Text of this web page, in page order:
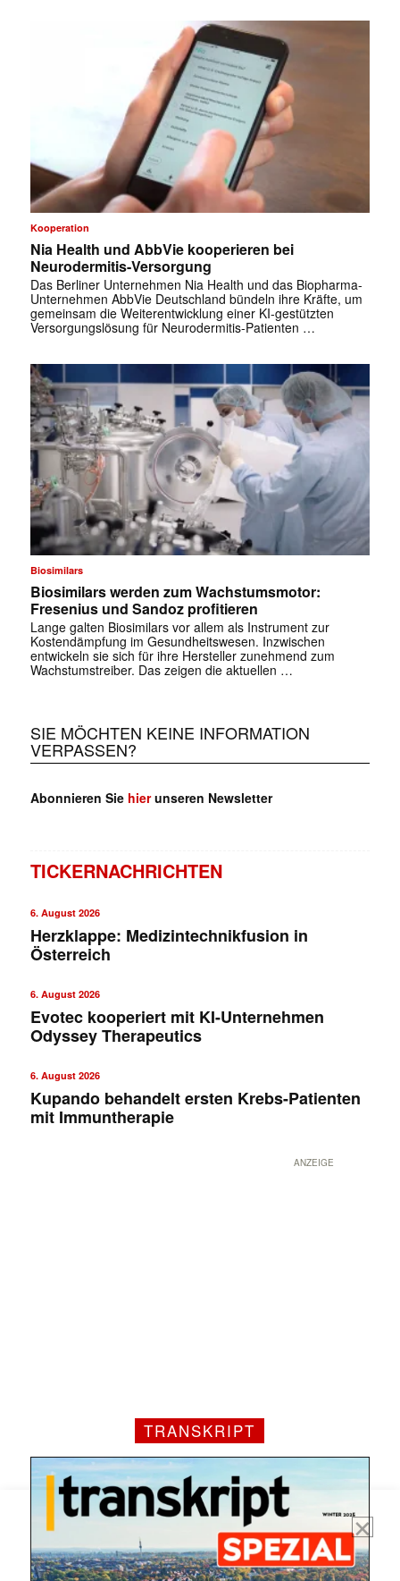
Mit dem |transkript-Newsletter
jede Woche aktuell informiert.
E-
(erforderlich)
Kooperation
Nia Health und AbbVie kooperieren bei
Neurodermitis-Versorgung
Das Berliner Unternehmen Nia Health und das Biopharma-
Unternehmen AbbVie Deutschland bündeln ihre Kräfte, um
gemeinsam die Weiterentwicklung einer KI-gestützten
Versorgungslösung für Neurodermitis-Patienten …
Biosimilars
Biosimilars werden zum Wachstumsmotor:
Fresenius und Sandoz profitieren
Lange galten Biosimilars vor allem als Instrument zur
Kostendämpfung im Gesundheitswesen. Inzwischen
entwickeln sie sich für ihre Hersteller zunehmend zum
Wachstumstreiber. Das zeigen die aktuellen …
SIE MÖCHTEN KEINE INFORMATION
VERPASSEN?
Abonnieren Sie hierunseren Newsletter
TICKERNACHRICHTEN
6. August 2026
Herzklappe: Medizintechnikfusion in
Österreich
6. August 2026
Evotec kooperiert mit KI-Unternehmen
Odyssey Therapeutics
6. August 2026
Kupando behandelt ersten Krebs-Patienten
mit Immuntherapie
ANZEIGE
TRANSKRIPT